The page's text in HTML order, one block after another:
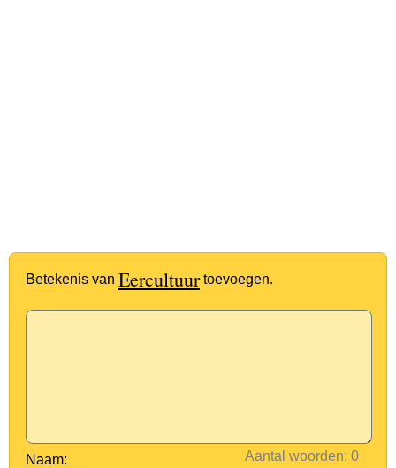
Betekenis van Eercultuurtoevoegen.
Aantal woorden:
Naam: